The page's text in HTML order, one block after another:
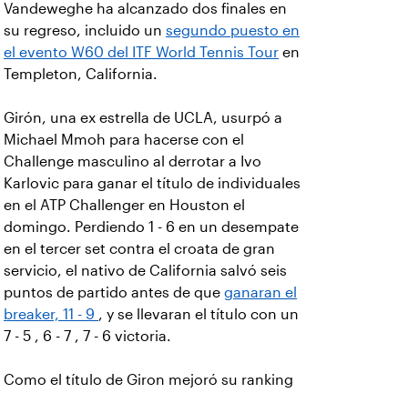
Vandeweghe ha alcanzado dos finales en
su regreso, incluido un segundo puesto en
el evento W60 del ITF World Tennis Tour en
Templeton, California.
Girón, una ex estrella de UCLA, usurpó a
Michael Mmoh para hacerse con el
Challenge masculino al derrotar a Ivo
Karlovic para ganar el título de individuales
en el ATP Challenger en Houston el
domingo. Perdiendo 1 - 6 en un desempate
en el tercer set contra el croata de gran
servicio, el nativo de California salvó seis
puntos de partido antes de que ganaran el
breaker, 11 - 9 , y se llevaran el título con un
7 - 5 , 6 - 7 , 7 - 6 victoria.
Como el título de Giron mejoró su ranking